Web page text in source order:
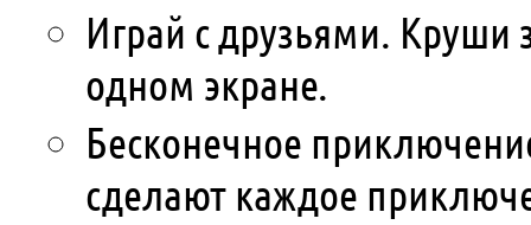
Играй с друзьями. Круши
одном экране.
Бесконечное
сделают каждое